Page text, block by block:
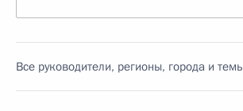
Все руководители, регионы, города и